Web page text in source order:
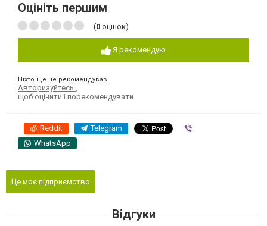
Оцініть першим
(0 оцінок)
Я рекомендую
Ніхто ще не рекомендував
Авторизуйтесь
щоб оцінити і порекомендувати
Reddit Telegram
WhatsApp
Це моє підприємство
Відгуки